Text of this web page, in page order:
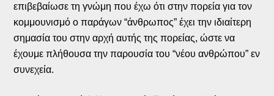
επιβεβαίωσε τη γνώμη που έχω ότι στην πορεία για τον
κομμουνισμό ο παράγων “άνθρωπος” έχει την ιδιαίτερη
σημασία του στην αρχή αυτής της πορείας, ώστε να
έχουμε πλήθουσα την παρουσία του “νέου ανθρώπου” εν
συνεχεία.